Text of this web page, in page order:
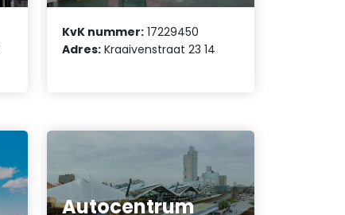
KvK nummer: 17229450
Adres: Kraaivenstraat 23 14
Autocentrum